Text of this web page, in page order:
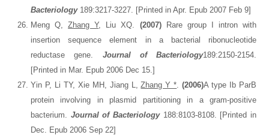
Bacteriology189:3217-3227. [Printed in Apr. Epub 2007 Feb 9]
Meng Q,Zhang Y, Liu XQ. (2007)
Rare group I intron with
insertion sequence element in a bacterial ribonucleotide
reductase gene. Journal of Bacteriology189:2150-2154.
[Printed in Mar. Epub 2006 Dec 15.]
Yin P, Li TY, Xie MH, Jiang L,Zhang Y *.(2006)A type Ib ParB
protein involving in plasmid partitioning in a gram-positive
bacterium. Journal of Bacteriology188:8103-8108. [Printed in
Dec. Epub 2006 Sep 22]